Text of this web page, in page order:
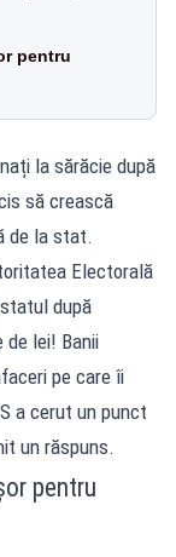
pentru
la sărăcie după
să crească
de la stat.
Electorală
după
de lei! Banii
pe care îi
a cerut un punct
un răspuns.
pentru